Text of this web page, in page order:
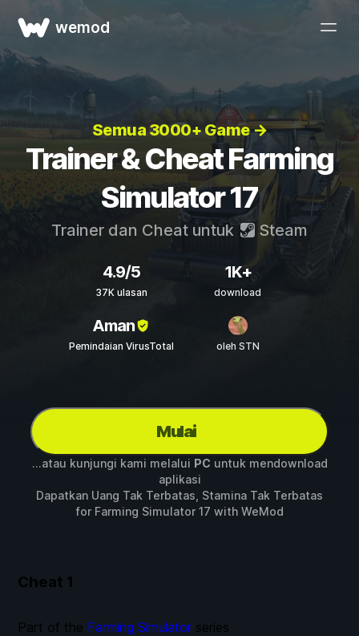
wemod
Semua 3000+ Game →
Trainer & Cheat Farming
Simulator 17
Trainer dan Cheat untuk Steam
4.9/5
37K ulasan
1K+
download
Aman
Pemindaian VirusTotal oleh STN
Mulai
...atau kunjungi kami melalui PC untuk mendownload
aplikasi
Dapatkan Uang Tak Terbatas, Stamina Tak Terbatas
for Farming Simulator 17 with WeMod
Cheat 1
Part of the Farming Simulator series